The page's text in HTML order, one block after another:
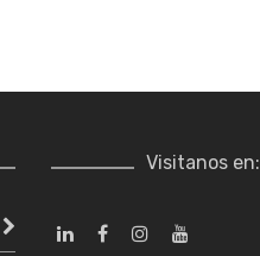
Visitanos en: